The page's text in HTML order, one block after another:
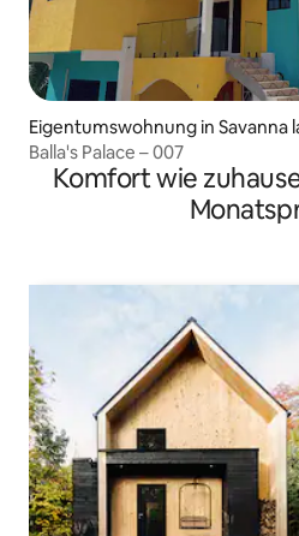
Eigentumswohnung in Savanna
Balla's Palace – 007
Komfort wie